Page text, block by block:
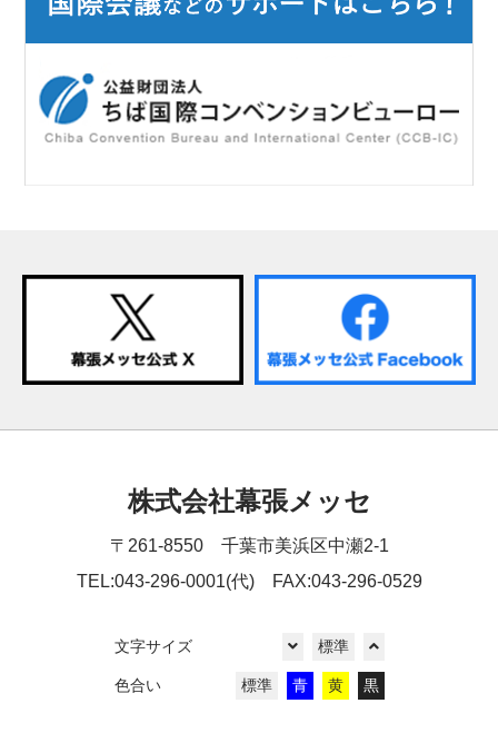
株式会社幕張メッセ
〒261-8550 千葉市美浜区中瀬2-1
TEL:043-296-0001(代) FAX:043-296-0529
文字サイズ 標準
色合い 標準 青 黄 黒